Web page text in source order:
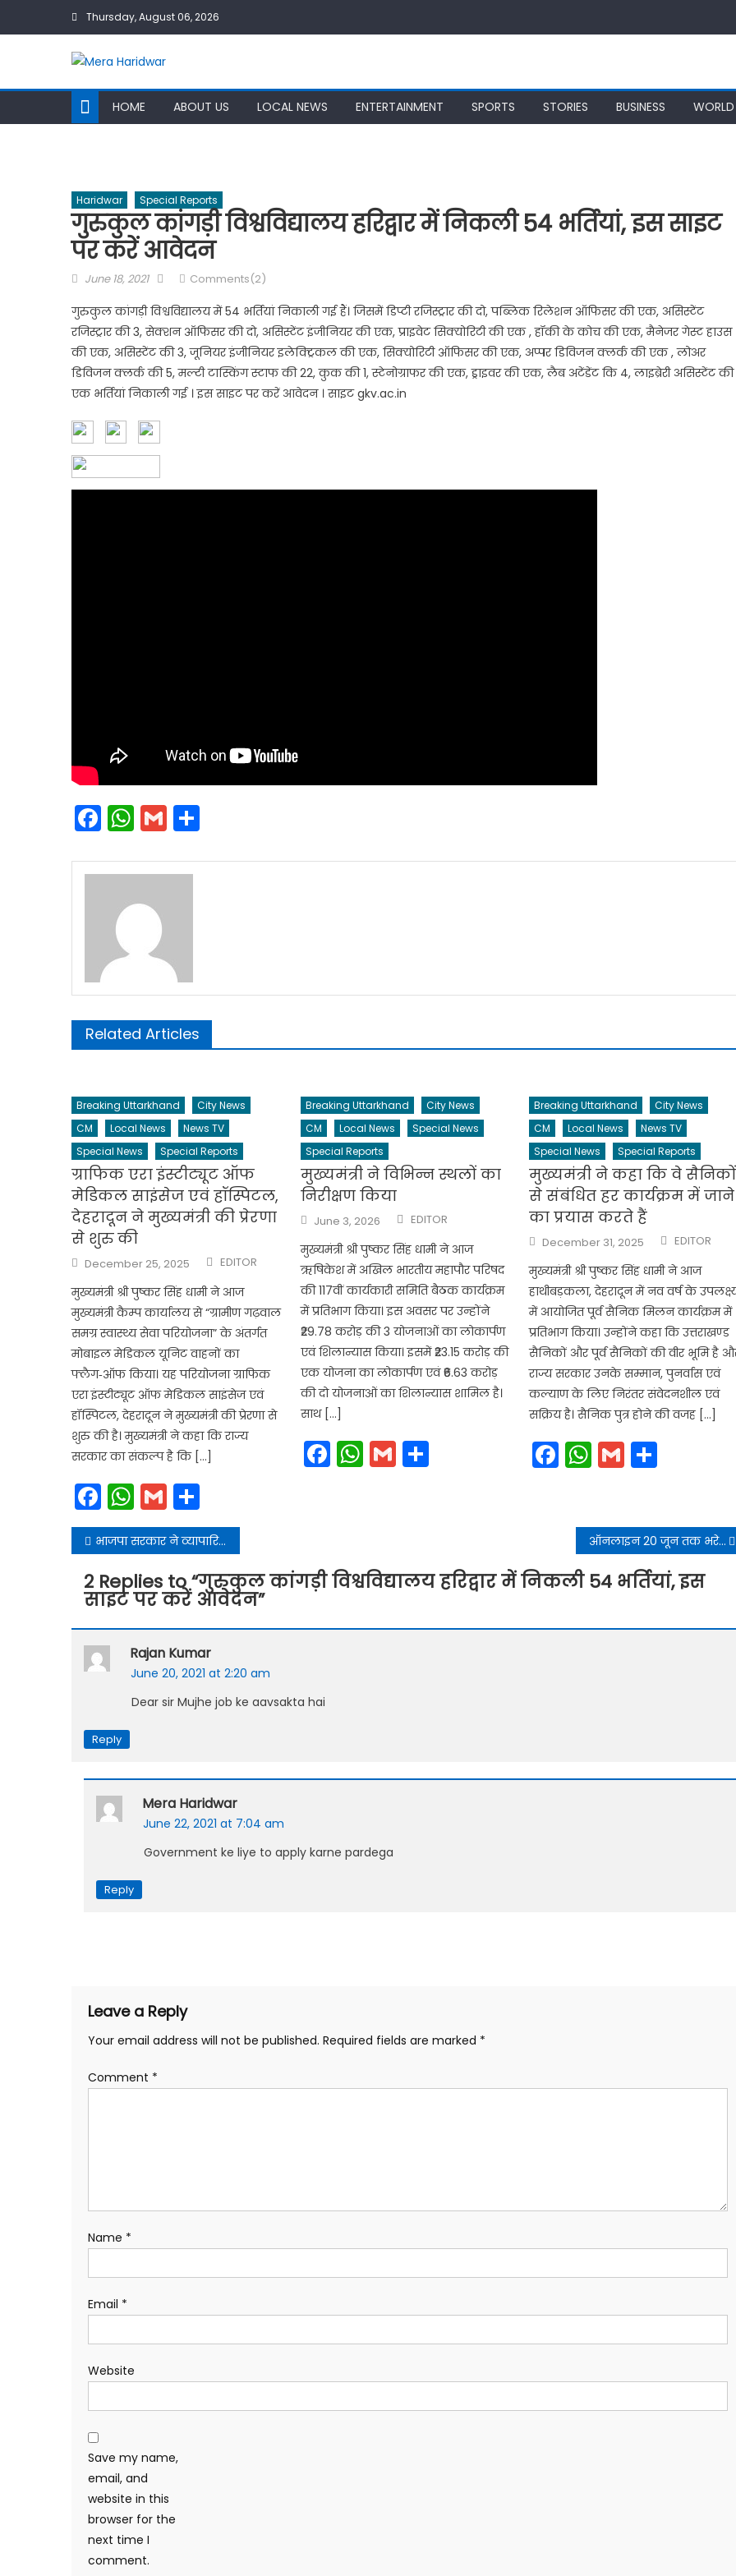
Thursday, August 06, 2026
HOME ABOUT US LOCAL NEWS ENTERTAINMENT SPORTS STORIES BUSINESS WORLD
Haridwar Special Reports
गुरुकुल कांगड़ी विश्वविद्यालय हरिद्वार में निकली 54 भर्तियां, इस साइट
पर करें आवेदन
Posted
June 18, 2021 AuthorComments(2)
गुरुकुल कांगड़ी विश्वविद्यालय में 54 भर्तियां निकाली गई हैं। जिसमें डिप्टी रजिस्ट्रार की दो, पब्लिक रिलेशन ऑफिसर की एक, असिस्टेंट
रजिस्ट्रार की 3, सेक्शन ऑफिसर की दो, असिस्टेंट इंजीनियर की एक, प्राइवेट सिक्योरिटी की एक , हॉकी के कोच की एक, मैनेजर गेस्ट हाउस
की एक, असिस्टेंट की 3, जूनियर इंजीनियर इलेक्ट्रिकल की एक, सिक्योरिटी ऑफिसर की एक, अप्पर डिविजन क्लर्क की एक , लोअर
डिविजन क्लर्क की 5, मल्टी टास्किंग स्टाफ की 22, कुक की 1, स्टेनोग्राफर की एक, ड्राइवर की एक, लैब अटेंडेंट कि 4, लाइब्रेरी असिस्टेंट की
एक भर्तियां निकाली गई । इस साइट पर करें आवेदन । साइट gkv.ac.in
Facebook
WhatsApp
Gmail
Related Articles
Breaking Uttarkhand
City News
CM
Local News
News TV
Special News
Special Reports
ग्राफिक एरा इंस्टीट्यूट ऑफ
मेडिकल साइंसेज एवं हॉस्पिटल,
देहरादून ने मुख्यमंत्री की प्रेरणा
से शुरु की
Posted
on
December 25, 2025 Author
EDITOR
मुख्यमंत्री श्री पुष्कर सिंह धामी ने आज
मुख्यमंत्री कैम्प कार्यालय से “ग्रामीण गढ़वाल
समग्र स्वास्थ्य सेवा परियोजना” के अंतर्गत
मोबाइल मेडिकल यूनिट वाहनों का
फ्लैग‑ऑफ किया। यह परियोजना ग्राफिक
एरा इंस्टीट्यूट ऑफ मेडिकल साइंसेज एवं
हॉस्पिटल, देहरादून ने मुख्यमंत्री की प्रेरणा से
शुरु की है। मुख्यमंत्री ने कहा कि राज्य
सरकार का संकल्प है कि […]
Facebook
WhatsApp
Gmail
Breaking Uttarkhand
City News
CM
Local News
Special News
Special Reports
मुख्यमंत्री ने विभिन्न स्थलों का
निरीक्षण किया
Posted
on
June 3, 2026 Author
EDITOR
मुख्यमंत्री श्री पुष्कर सिंह धामी ने आज
ऋषिकेश में अखिल भारतीय महापौर परिषद
की 117वीं कार्यकारी समिति बैठक कार्यक्रम
में प्रतिभाग किया। इस अवसर पर उन्होंने
₹29.78 करोड़ की 3 योजनाओं का लोकार्पण
एवं शिलान्यास किया। इसमें ₹23.15 करोड़ की
एक योजना का लोकार्पण एवं ₹6.63 करोड़
की दो योजनाओं का शिलान्यास शामिल है।
साथ […]
Facebook
WhatsApp
GmailShare
Breaking Uttarkhand
City News
CM
Local News
News TV
Special News
Special Reports
मुख्यमंत्री ने कहा कि वे सैनिकों
से संबंधित हर कार्यक्रम में जाने
का प्रयास करते हैं
Posted
on
December 31, 2025 Author
EDITOR
मुख्यमंत्री श्री पुष्कर सिंह धामी ने आज
हाथीबड़कला, देहरादून में नव वर्ष के
में आयोजित पूर्व सैनिक मिलन कार्यक्रम में
प्रतिभाग किया। उन्होंने कहा कि उत्तराखण्ड
सैनिकों और पूर्व सैनिकों की वीर भूमि है
राज्य सरकार उनके सम्मान, पुनर्वास एवं
कल्याण के लिए निरंतर संवेदनशील एवं
सक्रिय है। सैनिक पुत्र होने की वजह […]
Facebook
WhatsApp
Gmail
Post
navigation
भाजपा सरकार ने व्यापारियों की मांगे नहीं मानी तो प्रदेश अध्यक्ष मदन कौशिक के कार्यालय पर करूंगा अनशन – पूर्व नगरपालिका अध्यक्ष सतपाल ब्रह्मचारी ऑनलाइन 20 जून तक भरे जाएंगे विश्वविद्यालय के फॉर्म
2 Replies to “गुरुकुल कांगड़ी विश्वविद्यालय हरिद्वार में निकली 54 भर्तियां, इस
साइट पर करें आवेदन”
Rajan Kumar
June 20, 2021 at 2:20 am
Dear sir Mujhe job ke aavsakta hai
Reply
Mera Haridwar
June 22, 2021 at 7:04 am
Government ke liye to apply karne pardega
Reply
Leave a Reply
Your email address will not be published. Required fields are marked *
Comment *
Name *
Email *
Website
Save my name,
email, and
website in this
browser for the
next time I
comment.